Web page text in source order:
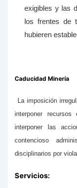
exigibles y las
los frentes de
hubieren
Caducidad Minería
La imposición
interponer
interponer las
contencioso
disciplinarios por
Servicios: